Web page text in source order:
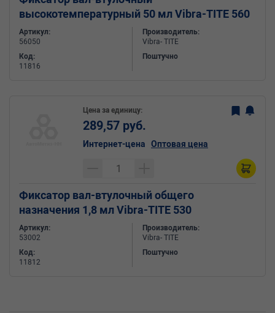
высокотемпературный 50 мл Vibra-TITE 560
Артикул:
56050
Код:
11816
Производитель:
Vibra- TITE
Поштучно
Фиксатор вал-втулочный общего
назначения 1,8 мл Vibra-TITE 530
Артикул:
53002
Код:
11812
Производитель:
Vibra- TITE
Поштучно
Цена за единицу:
289,57 руб.
Интернет-цена Оптовая цена